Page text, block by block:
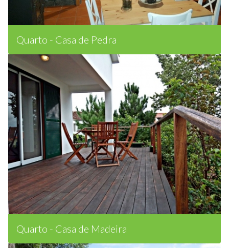
Quarto - Casa de Pedra
Quarto - Casa de Madeira